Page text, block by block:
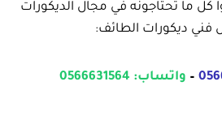
كل ما تحتاجونه في مجال الديكورات
ديكورات الطائف:
– واتساب: 0566631564